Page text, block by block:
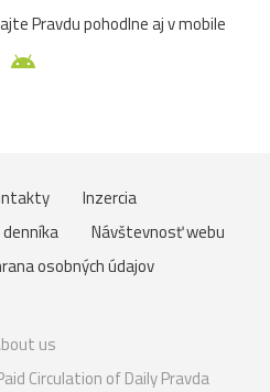
Pravdu pohodlne aj v mobile
Inzercia
Návštevnosť webu
osobných údajov
us
Circulation of Daily Pravda